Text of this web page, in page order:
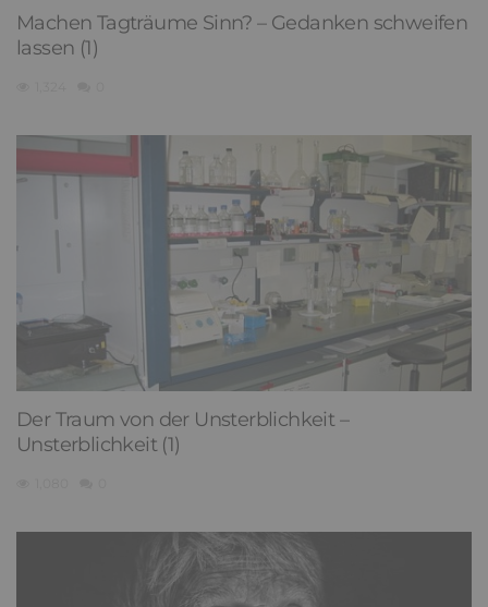
Machen Tagträume Sinn? – Gedanken schweifen
lassen (1)
Der Traum von der Unsterblichkeit –
Unsterblichkeit (1)